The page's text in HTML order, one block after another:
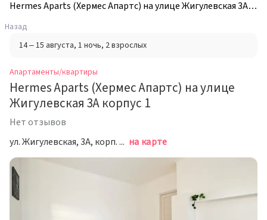
улице
Жигулевская
3А
корпус
1,
Москва,
Россия
Hermes Aparts (Хермес Апартс) на улице Жигулевская 3А к
Назад
14 – 15 августа, 1 ночь, 2 взрослых
Апартаменты/квартиры
Hermes Aparts (Хермес Апартс) на улице
Жигулевская 3А корпус 1
Нет отзывов
ул. Жигулевская, 3А, корп. 1, Москва на карте